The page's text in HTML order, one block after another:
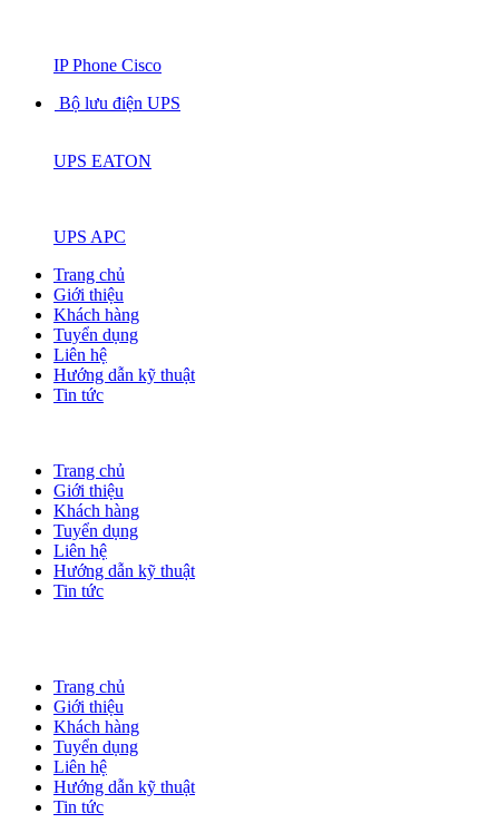
IP Phone Cisco
Bộ lưu điện UPS
UPS EATON
UPS APC
Trang chủ
Giới thiệu
Khách hàng
Tuyển dụng
Liên hệ
Hướng dẫn kỹ thuật
Tin tức
Trang chủ
Giới thiệu
Khách hàng
Tuyển dụng
Liên hệ
Hướng dẫn kỹ thuật
Tin tức
Trang chủ
Giới thiệu
Khách hàng
Tuyển dụng
Liên hệ
Hướng dẫn kỹ thuật
Tin tức